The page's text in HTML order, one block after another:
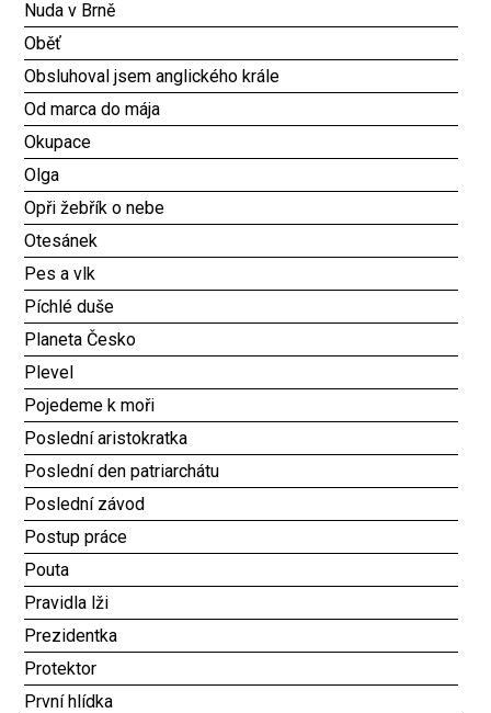
Nuda v Brně
Oběť
Obsluhoval jsem anglického krále
Od marca do mája
Okupace
Olga
Opři žebřík o nebe
Otesánek
Pes a vlk
Píchlé duše
Planeta Česko
Plevel
Pojedeme k moři
Poslední aristokratka
Poslední den patriarchátu
Poslední závod
Postup práce
Pouta
Pravidla lži
Prezidentka
Protektor
První hlídka